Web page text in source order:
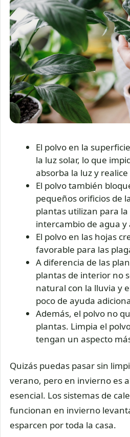
El polvo en la
la luz solar, lo que
absorba la luz y
El polvo también
pequeños orificios de
plantas utilizan para
intercambio de agua y
El polvo en las hojas
favorable para las
A diferencia de las
plantas de interior no
natural con la lluvia y
poco de ayuda
Además, el polvo no
plantas. Limpia el
tengan un aspecto
Quizás puedas pasar sin
verano, pero en invierno es
esencial. Los sistemas de
funcionan en invierno
esparcen por toda la casa.